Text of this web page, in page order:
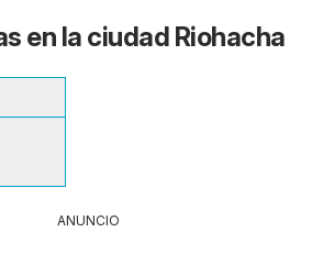
en la ciudad Riohacha
ANUNCIO